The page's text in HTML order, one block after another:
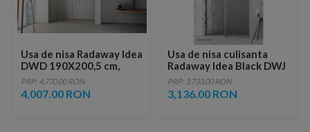
Usa de nisa Radaway Idea
DWD 190X200,5 cm,
sticla transparenta
PRP: 4,770.00 RON
4,007.00 RON
Usa de nisa culisanta
Radaway Idea Black DWJ
stanga 110 x H200.5 cm
profil negru mat
PRP: 3,733.00 RON
3,136.00 RON